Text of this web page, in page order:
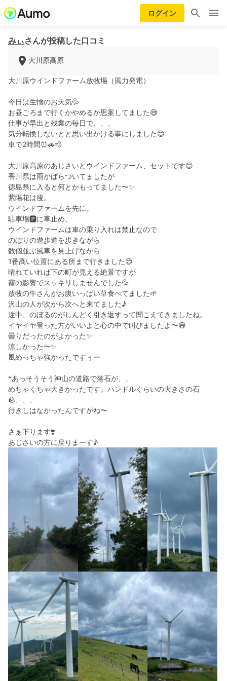
ログイン
みぃさんが投稿した口コミ
大川原高原
大川原ウインドファーム放牧場（風力発電）
今日は生憎のお天気💦
お昼ごろまで行くかやめるか思案してました😅
仕事が早出と残業の毎日で、、、
気分転換しないとと思い出かける事にしました😊
車で2時間⏰🚗💨
大川原高原のあじさいとウインドファーム、セットです😊
香川県は雨がぱらついてましたが
徳島県に入ると何とかもってました〜✨
紫陽花は後。
ウインドファームを先に。
駐車場🅿️に車止め、
ウインドファームは車の乗り入れは禁止なので
のぼりの遊歩道を歩きながら
数個並ぶ風車を見上げながら
1番高い位置にある所まで行きました😊
晴れていれば下の町が見える絶景ですが
霧の影響でスッキリしませんでした💦
放牧の牛さんがお腹いっぱい草食べてました🌱
沢山の人が次から次へと来てました♪
途中、のぼるのがしんどく引き返すって聞こえてきましたね。
イヤイヤ登った方がいいよと心の中で叫びましたよ〜😅
曇りだったのがよかった✨
涼しかった〜✨
風めっちゃ強かったですぅー
*あっそうそう神山の道路で落石が、、
めちゃくちゃ大きかったです。ハンドルぐらいの大きさの石
🪨、、、
行きしはなかったんですがね〜
さぁ下ります❣️
あじさいの方に戻りまーす♪